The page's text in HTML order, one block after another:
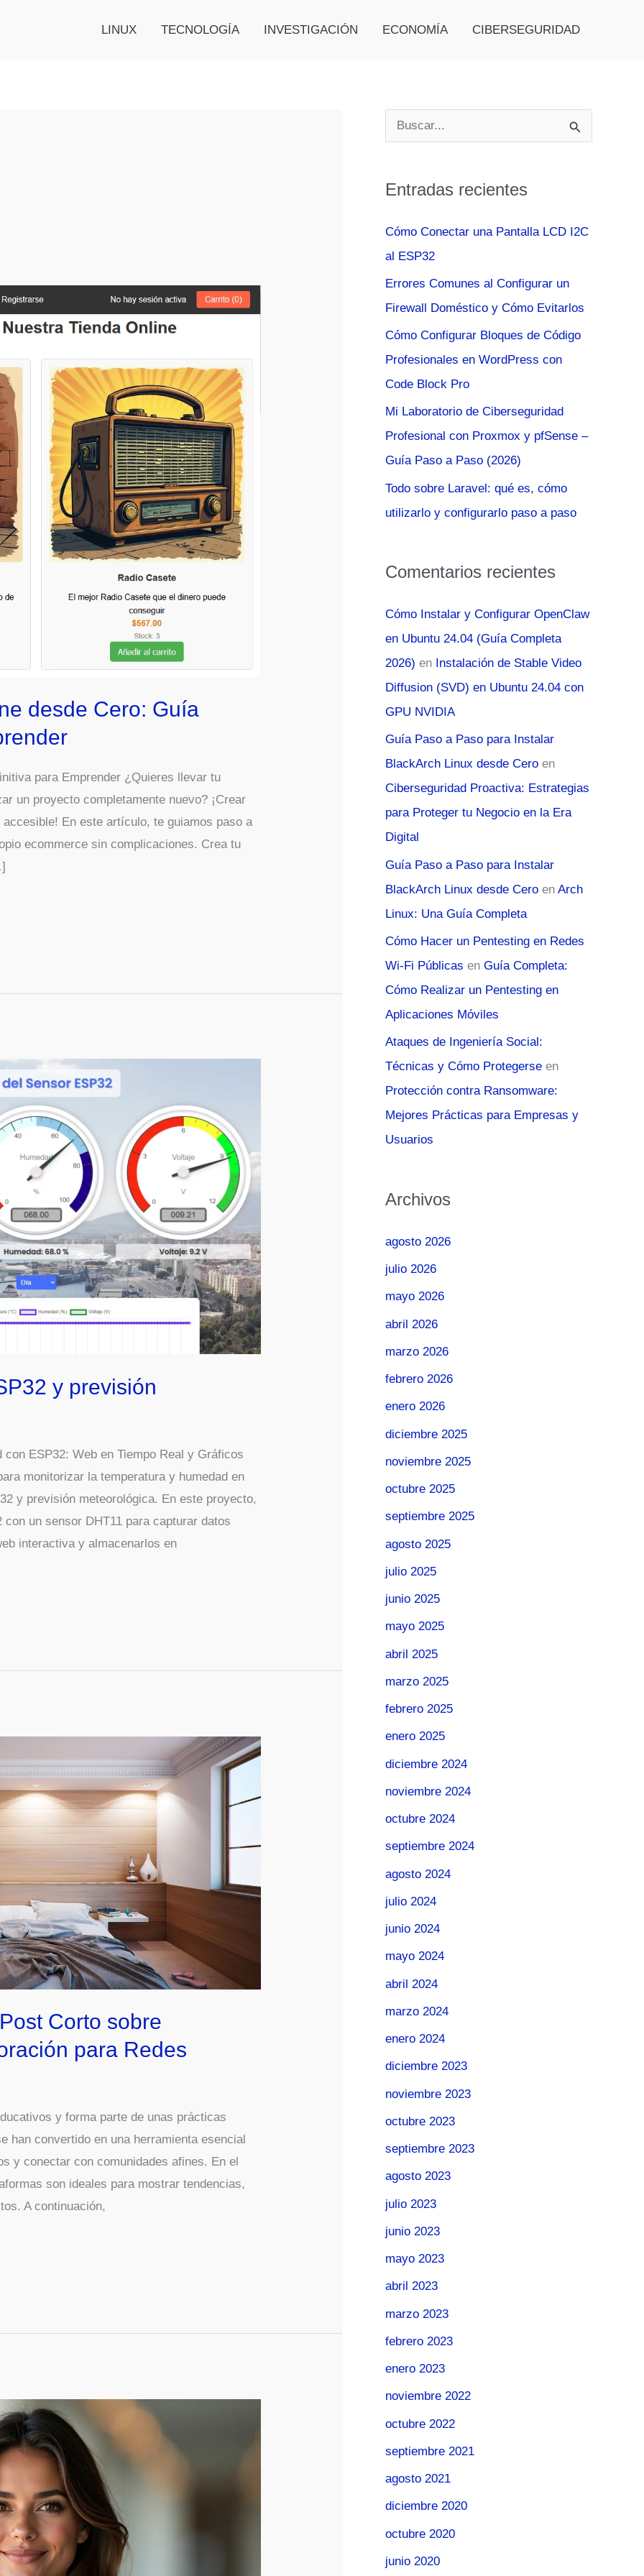
LINUX TECNOLOGÍA INVESTIGACIÓN ECONOMÍA CIBERSEGURIDAD
desde Cero: Guía
para Emprender ¿Quieres llevar tu
un proyecto completamente nuevo? ¡Crear
En este artículo, te guiamos paso a
ecommerce sin complicaciones. Crea tu
y previsión
con ESP32: Web en Tiempo Real y Gráficos
monitorizar la temperatura y humedad en
y previsión meteorológica. En este proyecto,
un sensor DHT11 para capturar datos
interactiva y almacenarlos en
Corto sobre
para Redes
y forma parte de unas prácticas
han convertido en una herramienta esencial
y conectar con comunidades afines. En el
son ideales para mostrar tendencias,
A continuación,
u
c
o
r
:
Entradas recientes
Cómo Conectar una Pantalla LCD I2C
al ESP32
Errores Comunes al Configurar un
Firewall Doméstico y Cómo Evitarlos
Cómo Configurar Bloques de Código
Profesionales en WordPress con
Code Block Pro
Mi Laboratorio de Ciberseguridad
Profesional con Proxmox y pfSense –
Guía Paso a Paso (2026)
Todo sobre Laravel: qué es, cómo
utilizarlo y configurarlo paso a paso
Comentarios recientes
Cómo Instalar y Configurar OpenClaw
en Ubuntu 24.04 (Guía Completa
2026) en Instalación de Stable Video
Diffusion (SVD) en Ubuntu 24.04 con
GPU NVIDIA
Guía Paso a Paso para Instalar
BlackArch Linux desde Cero en
Ciberseguridad Proactiva: Estrategias
para Proteger tu Negocio en la Era
Digital
Guía Paso a Paso para Instalar
BlackArch Linux desde Cero en Arch
Linux: Una Guía Completa
Cómo Hacer un Pentesting en Redes
Wi-Fi Públicas en Guía Completa:
Cómo Realizar un Pentesting en
Aplicaciones Móviles
Ataques de Ingeniería Social:
Técnicas y Cómo Protegerse en
Protección contra Ransomware:
Mejores Prácticas para Empresas y
Usuarios
Archivos
agosto 2026
julio 2026
mayo 2026
abril 2026
marzo 2026
febrero 2026
enero 2026
diciembre 2025
noviembre 2025
octubre 2025
septiembre 2025
agosto 2025
julio 2025
junio 2025
mayo 2025
abril 2025
marzo 2025
febrero 2025
enero 2025
diciembre 2024
noviembre 2024
octubre 2024
septiembre 2024
agosto 2024
julio 2024
junio 2024
mayo 2024
abril 2024
marzo 2024
enero 2024
diciembre 2023
noviembre 2023
octubre 2023
septiembre 2023
agosto 2023
julio 2023
junio 2023
mayo 2023
abril 2023
marzo 2023
febrero 2023
enero 2023
noviembre 2022
octubre 2022
septiembre 2021
agosto 2021
diciembre 2020
octubre 2020
junio 2020